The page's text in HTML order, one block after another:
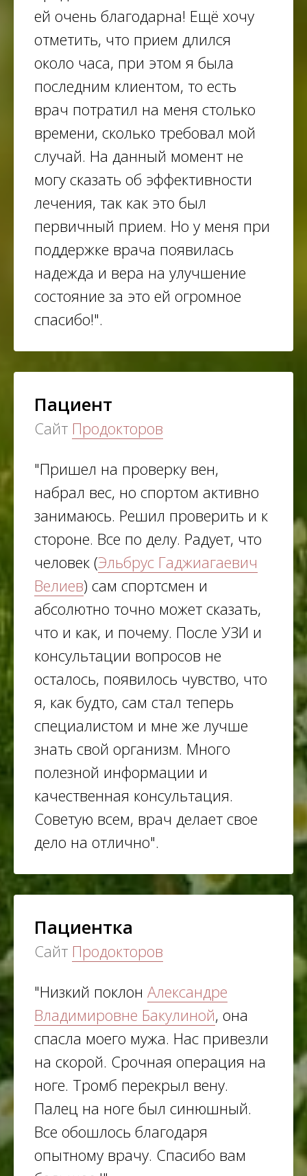
ей очень благодарна! Ещё хочу
отметить, что прием длился
около часа, при этом я была
последним клиентом, то есть
врач потратил на меня столько
времени, сколько требовал мой
случай. На данный момент не
могу сказать об эффективности
лечения, так как это был
первичный прием. Но у меня при
поддержке врача появилась
надежда и вера на улучшение
состояние за это ей огромное
спасибо!".
Пациент
Сайт Продокторов
"Пришел на проверку вен,
набрал вес, но спортом активно
занимаюсь. Решил проверить и к
стороне. Все по делу. Радует, что
человек (Эльбрус Гаджиагаевич
Велиев) сам спортсмен и
абсолютно точно может сказать,
что и как, и почему. После УЗИ​ и
консультации вопросов не
осталось, появилось чувство, что
я, как будто, сам стал теперь
специалистом и мне же лучше
знать свой организм. Много
полезной информации и
качественная консультация.
Советую всем, врач делает свое
дело на отлично".
Пациентка
Сайт Продокторов
"Низкий поклон Александре
Владимировне Бакулиной, она
спасла моего мужа. Нас привезли
на скорой. Срочная операция на
ноге. Тромб перекрыл вену.
Палец на ноге был синюшный.
Все обошлось благодаря
опытному врачу. Спасибо вам